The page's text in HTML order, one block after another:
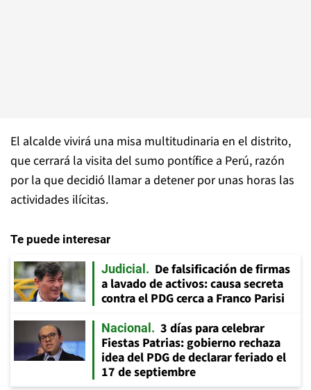
El alcalde vivirá una misa multitudinaria en el distrito,
que cerrará la visita del sumo pontífice a Perú, razón
por la que decidió llamar a detener por unas horas las
actividades ilícitas.
Te puede interesar
Judicial
De falsificación de firmas
a lavado de activos: causa secreta
contra el PDG cerca a Franco Parisi
Nacional
3 días para celebrar
Fiestas Patrias: gobierno rechaza
idea del PDG de declarar feriado el
17 de septiembre